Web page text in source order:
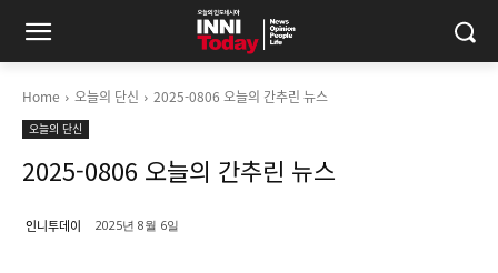
Home 오늘의 단신 2025-0806 오늘의 간추린 뉴스
오늘의 단신
2025-0806 오늘의 간추린 뉴스
인니투데이 2025년 8월 6일